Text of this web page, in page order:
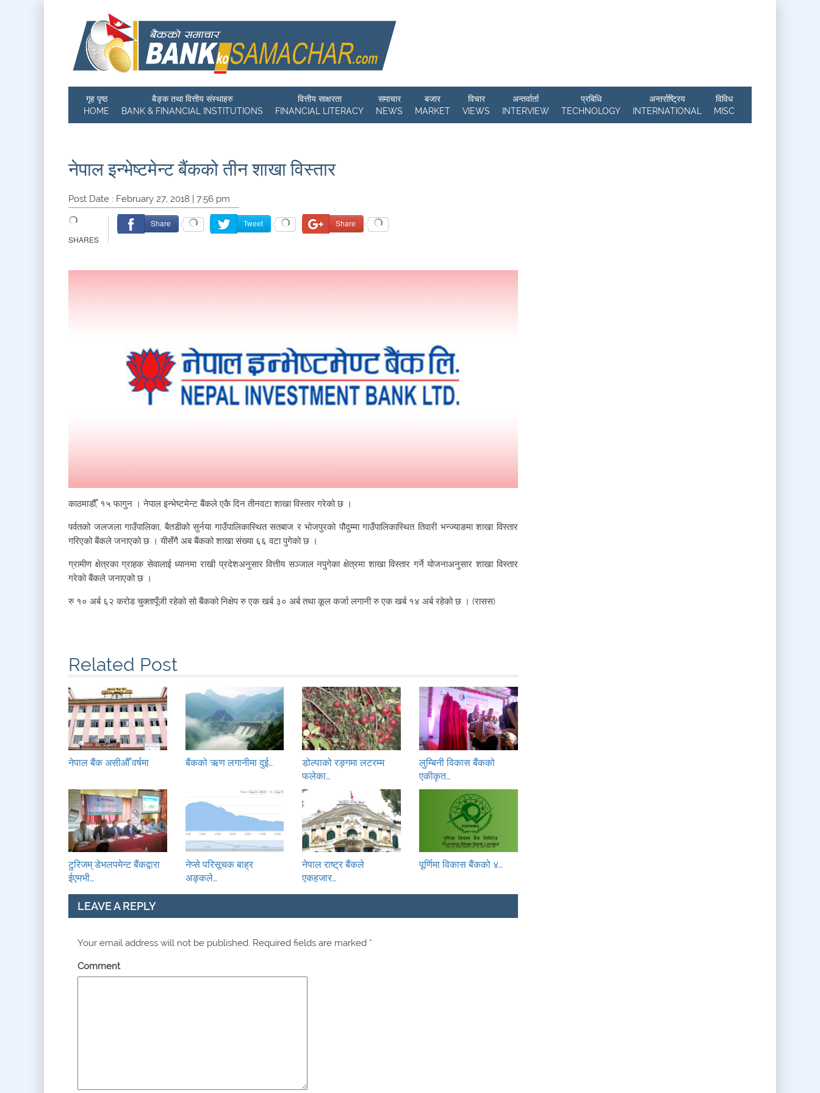
गृह पृष्ठ
HOME
बैङ्क तथा वित्तीय संस्थाहरु
BANK & FINANCIAL INSTITUTIONS
वित्तीय साक्षरता
FINANCIAL LITERACY
समाचार
NEWS
बजार
MARKET
विचार
VIEWS
अन्तर्वार्ता
INTERVIEW
प्रबिधि
TECHNOLOGY
अन्तर्राष्ट्रिय
INTERNATIONAL
विविध
MISC
नेपाल इन्भेष्टमेन्ट बैंकको तीन शाखा विस्तार
Post Date : February 27, 2018 | 7:56 pm
Share Tweet Share
काठमाडौँ, १५ फागुन । नेपाल इन्भेष्टमेन्ट बैंकले एकै दिन तीनवटा शाखा विस्तार गरेको छ ।
पर्वतको जलजला गाउँपालिका, बैतडीको सुर्नया गाउँपालिकास्थित सतबाज र भोजपुरको पौदुम्मा गाउँपालिकास्थित तिवारी भन्ज्याङमा शाखा विस्तार
गरिएको बैंकले जनाएको छ । यीसँगै अब बैंकको शाखा संख्या ६६ वटा पुगेको छ ।
ग्रामीण क्षेत्रका ग्राहक सेवालाई ध्यानमा राखी प्रदेशअनुसार वित्तीय सञ्जाल नपुगेका क्षेत्रमा शाखा विस्तार गर्ने योजनाअनुसार शाखा विस्तार
गरेको बैंकले जनाएको छ ।
रु १० अर्ब ६२ करोड चुक्तापूँजी रहेको सो बैंकको निक्षेप रु एक खर्ब ३० अर्ब तथा कूल कर्जा लगानी रु एक खर्ब १४ अर्ब रहेको छ । (रासस)
Related Post
नेपाल बैंक असीऔँ वर्षमा बैंकको ऋण लगानीमा दुई…
डोल्पाको रङ्गमा लटरम्म
फलेका…
लुम्बिनी विकास बैंकको
एकीकृत…
टुरिजम् डेभलपमेन्ट बैंकद्वारा
ईएमभी…
नेप्से परिसूचक बाह्र
अङ्कले…
नेपाल राष्ट्र बैंकले
एकहजार…
पूर्णिमा विकास बैंकको ४…
LEAVE A REPLY
Your email address will not be published. Required fields are marked *
Comment